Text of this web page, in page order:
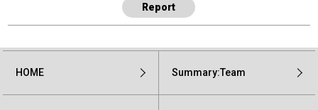
Report
HOME Summary:Team